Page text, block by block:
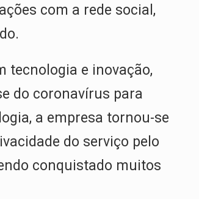
com a rede social,
tecnologia e inovação,
do coronavírus para
a empresa tornou-se
do serviço pelo
conquistado muitos